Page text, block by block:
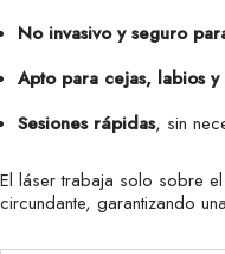
No invasivo y seguro
Apto para cejas, labios
Sesiones rápidas, sin
El láser trabaja solo sobre
circundante, garantizando